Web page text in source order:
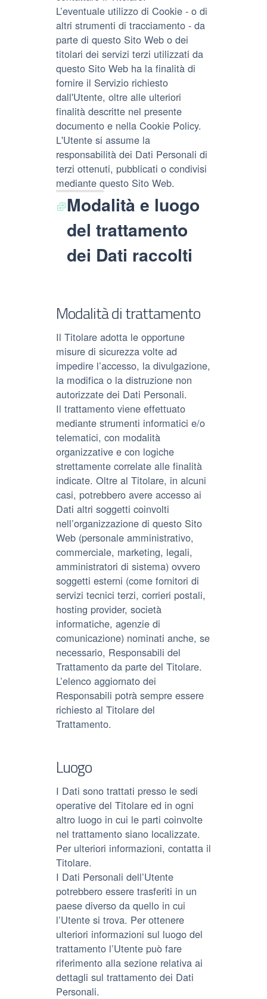
L’eventuale utilizzo di Cookie - o di
altri strumenti di tracciamento - da
parte di questo Sito Web o dei
titolari dei servizi terzi utilizzati da
questo Sito Web ha la finalità di
fornire il Servizio richiesto
dall'Utente, oltre alle ulteriori
finalità descritte nel presente
documento e nella Cookie Policy.
L'Utente si assume la
responsabilità dei Dati Personali di
terzi ottenuti, pubblicati o condivisi
mediante questo Sito Web.
Modalità e luogo
del trattamento
dei Dati raccolti
Modalità di trattamento
Il Titolare adotta le opportune
misure di sicurezza volte ad
impedire l’accesso, la divulgazione,
la modifica o la distruzione non
autorizzate dei Dati Personali.
Il trattamento viene effettuato
mediante strumenti informatici e/o
telematici, con modalità
organizzative e con logiche
strettamente correlate alle finalità
indicate. Oltre al Titolare, in alcuni
casi, potrebbero avere accesso ai
Dati altri soggetti coinvolti
nell’organizzazione di questo Sito
Web (personale amministrativo,
commerciale, marketing, legali,
amministratori di sistema) ovvero
soggetti esterni (come fornitori di
servizi tecnici terzi, corrieri postali,
hosting provider, società
informatiche, agenzie di
comunicazione) nominati anche, se
necessario, Responsabili del
Trattamento da parte del Titolare.
L’elenco aggiornato dei
Responsabili potrà sempre essere
richiesto al Titolare del
Trattamento.
Luogo
I Dati sono trattati presso le sedi
operative del Titolare ed in ogni
altro luogo in cui le parti coinvolte
nel trattamento siano localizzate.
Per ulteriori informazioni, contatta il
Titolare.
I Dati Personali dell’Utente
potrebbero essere trasferiti in un
paese diverso da quello in cui
l’Utente si trova. Per ottenere
ulteriori informazioni sul luogo del
trattamento l’Utente può fare
riferimento alla sezione relativa ai
dettagli sul trattamento dei Dati
Personali.